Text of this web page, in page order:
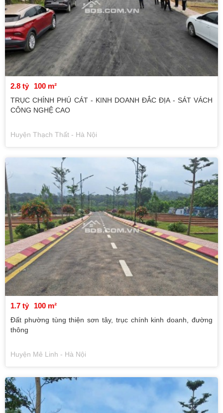
2.8 tỷ 100 m²
TRỤC CHÍNH PHÚ CÁT - KINH DOANH ĐẮC ĐỊA - SÁT VÁCH
CÔNG NGHỆ CAO
Huyện Thạch Thất - Hà Nội
1.7 tỷ 100 m²
Đất phường tùng thiện sơn tây, trục chính kinh doanh, đường
thông
Huyện Mê Linh - Hà Nội